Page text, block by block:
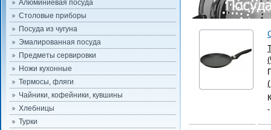
Алюминиевая посуда
Столовые приборы
Посуда из чугуна
Эмалированная посуда
Предметы сервировки
Ножи кухонные
Термосы, фляги
Чайники, кофейники, кувшины
Хлебницы
Турки